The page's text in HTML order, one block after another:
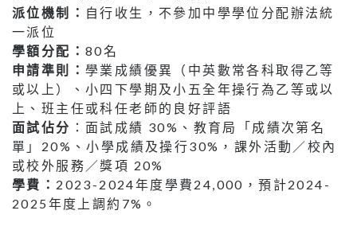
派位機制： 自行收生，不參加中學學位分配辦法統
一派位
學額分配： 80名
申請準則： 學業成績優異（中英數常各科取得乙等
或以上）、小四下學期及小五全年操行為乙等或以
上、班主任或科任老師的良好評語
面試佔分 ：面試成績 30%、教育局「成績次第名
單」20%、小學成績及操行30%，課外活動／校內
或校外服務／獎項 20%
學費： 2023-2024年度學費24,000，預計2024-
2025年度上調約7%。